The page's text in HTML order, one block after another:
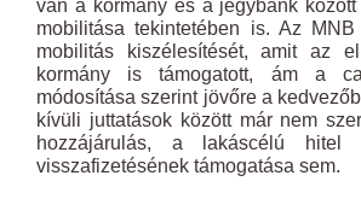
van a kormány és a jegybank
mobilitása tekintetében is. Az
mobilitás kiszélesítését, amit az
kormány is támogatott, ám a
módosítása szerint jövőre a
kívüli juttatások között már nem
hozzájárulás, a lakáscélú
visszafizetésének támogatása sem.